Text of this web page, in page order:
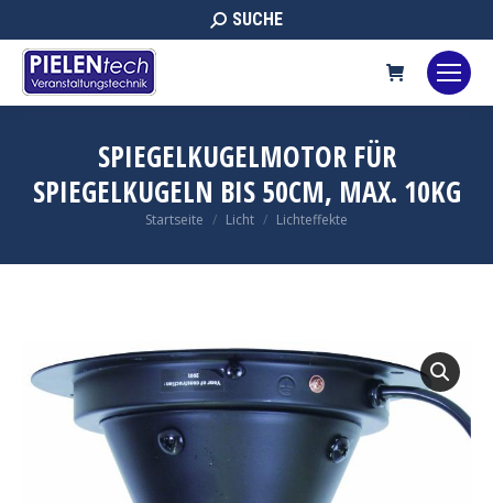
Search:
SUCHE
SPIEGELKUGELMOTOR FÜR
SPIEGELKUGELN BIS 50CM, MAX. 10KG
Sie befinden sich hier:
Startseite Licht Lichteffekte